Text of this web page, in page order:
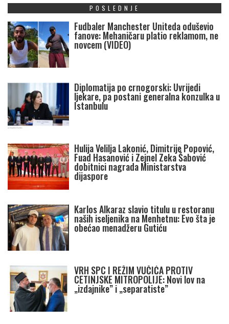
POSLEDNJE
Fudbaler Manchester Uniteda oduševio
fanove: Mehaničaru platio reklamom, ne
novcem (VIDEO)
Diplomatija po crnogorski: Uvrijedi
ljekare, pa postani generalna konzulka u
Istanbulu
Hulija Velilja Lakonić, Dimitrije Popović,
Fuad Hasanović i Zejnel Zeka Šabović
dobitnici nagrada Ministarstva
dijaspore
Karlos Alkaraz slavio titulu u restoranu
naših iseljenika na Menhetnu: Evo šta je
obećao menadžeru Gutiću
VRH SPC I REŽIM VUČIĆA PROTIV
CETINJSKE MITROPOLIJE: Novi lov na
„izdajnike” i „separatiste”